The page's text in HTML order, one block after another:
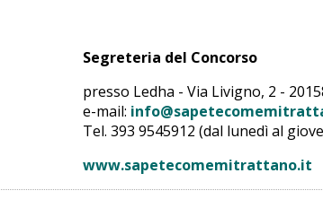
Segreteria del Concorso
presso Ledha - Via Livigno, 2 -
e-mail:
Tel. 393 9545912 (dal lunedì al
www.sapetecomemitrattano.it